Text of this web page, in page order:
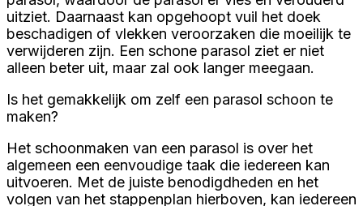
uitziet. Daarnaast kan opgehoopt vuil het doek
beschadigen of vlekken veroorzaken die moeilijk te
verwijderen zijn. Een schone parasol ziet er niet
alleen beter uit, maar zal ook langer meegaan.
Is het gemakkelijk om zelf een parasol schoon te
maken?
Het schoonmaken van een parasol is over het
algemeen een eenvoudige taak die iedereen kan
uitvoeren. Met de juiste benodigdheden en het
volgen van het stappenplan hierboven, kan iedereen